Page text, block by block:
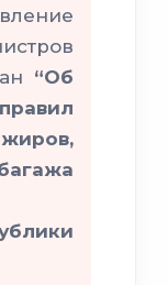
“Об